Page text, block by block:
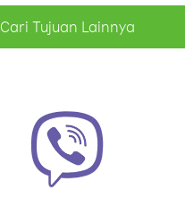
Cari Tujuan Lainnya